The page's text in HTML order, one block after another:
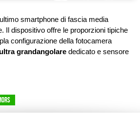
smartphone di fascia media
Il dispositivo offre le proporzioni tipiche
configurazione della fotocamera
ultra grandangolare dedicato e sensore